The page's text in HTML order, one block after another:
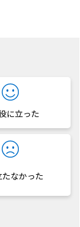
に立った
たなかった